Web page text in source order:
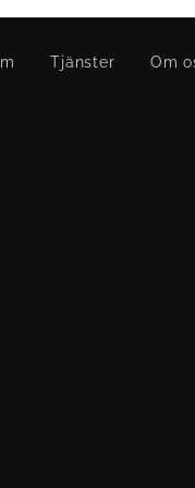
Tjänster Om